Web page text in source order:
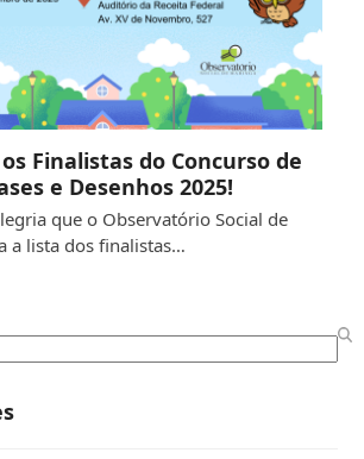
Finalistas do Concurso de
e Desenhos 2025!
que o Observatório Social de
a lista dos finalistas…